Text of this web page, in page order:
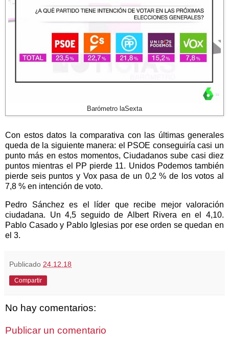
Barómetro laSexta
Con estos datos la comparativa con las últimas generales
queda de la siguiente manera: el PSOE conseguiría casi un
punto más en estos momentos, Ciudadanos sube casi diez
puntos mientras el PP pierde 11. Unidos Podemos también
pierde seis puntos y Vox pasa de un 0,2 % de los votos al
7,8 % en intención de voto.
Pedro Sánchez es el líder que recibe mejor valoración
ciudadana. Un 4,5 seguido de Albert Rivera en el 4,10.
Pablo Casado y Pablo Iglesias por ese orden se quedan en
el 3.
Publicado 24.12.18
Compartir
No hay comentarios:
Publicar un comentario